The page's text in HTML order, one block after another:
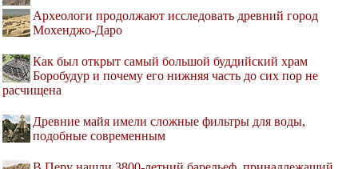
Археологи продолжают исследовать древний город
Мохенджо-Даро
Как был открыт самый большой буддийский храм
Боробудур и почему его нижняя часть до сих пор не
расчищена
Древние майя имели сложные фильтры для воды,
подобные современным